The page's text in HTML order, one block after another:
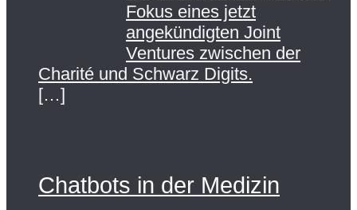
Fokus eines jetzt
angekündigten Joint
Ventures zwischen der
Charité und Schwarz Digits.
[…]
Chatbots in der Medizin